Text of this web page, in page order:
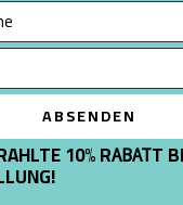
10% RABATT